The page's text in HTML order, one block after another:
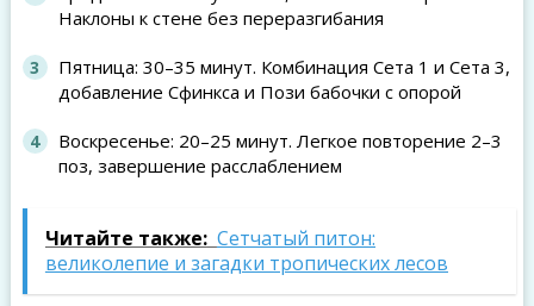
Наклоны к стене без переразгибания
Пятница: 30–35 минут. Комбинация Сета 1 и Сета 3,
добавление Сфинкса и Пози бабочки с опорой
Воскресенье: 20–25 минут. Легкое повторение 2–3
поз, завершение расслаблением
Читайте также: Сетчатый питон:
великолепие и загадки тропических лесов